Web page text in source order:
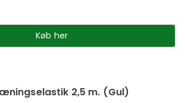
Køb her
2,5 m. (Gul)